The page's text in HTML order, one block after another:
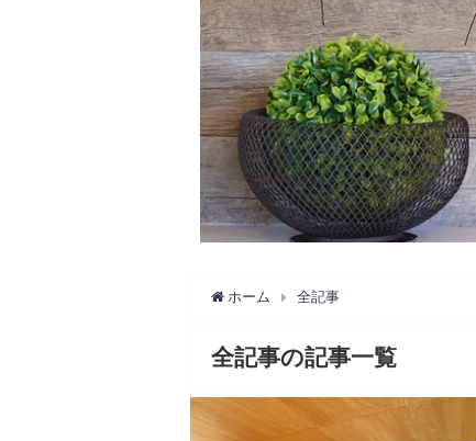
ホーム 全記事
全記事の記事一覧